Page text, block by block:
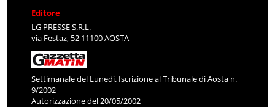
Editore
LG PRESSE S.R.L.
via Festaz, 52 11100 AOSTA
Settimanale del Lunedì. Iscrizione al Tribunale di Aosta n.
9/2002
Autorizzazione del 20/05/2002